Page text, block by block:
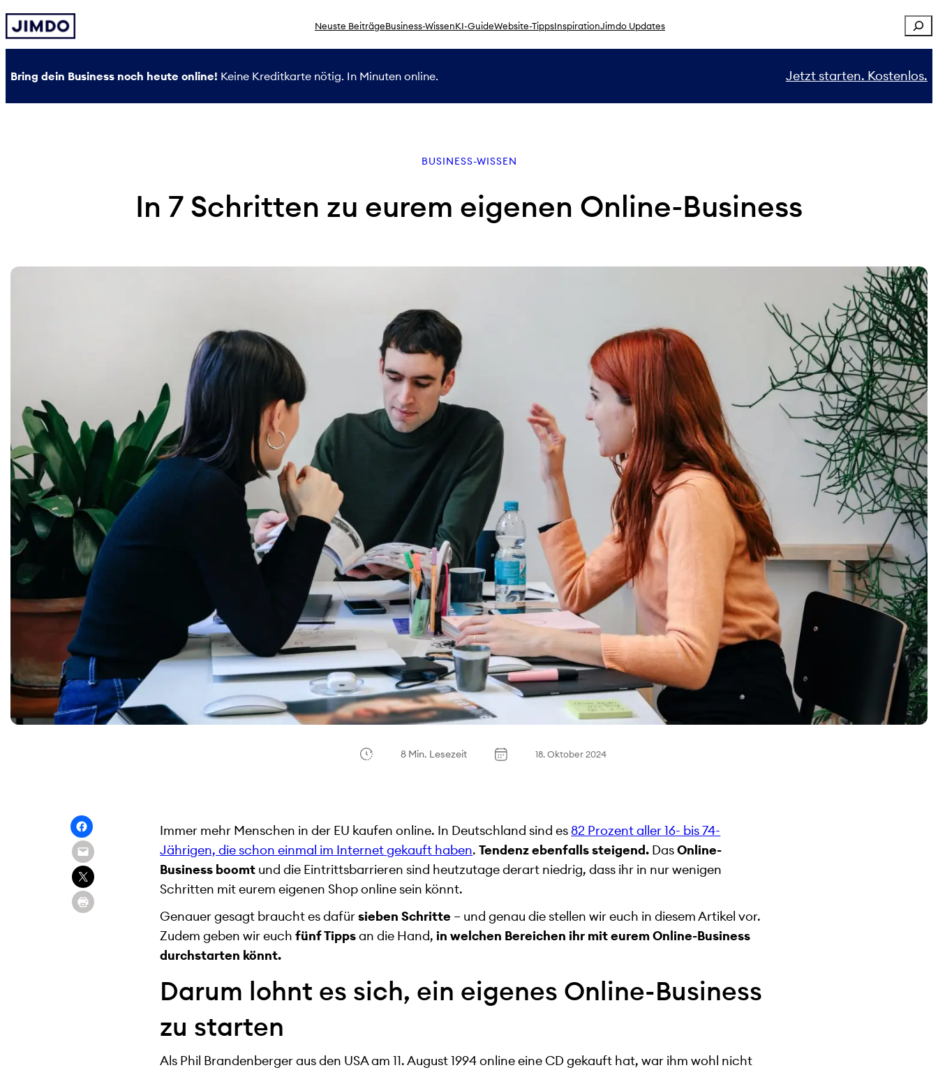
Zum
Inhalt
springen
Neuste BeiträgeBusiness-WissenKI-GuideWebsite-TippsInspirationJimdo Updates
Bring dein Business noch heute online! Keine Kreditkarte nötig. In Minuten online. Jetzt starten. Kostenlos.
BUSINESS-WISSEN
In 7 Schritten zu eurem eigenen Online-Business
8 Min. Lesezeit 18. Oktober 2024
Immer mehr Menschen in der EU kaufen online. In Deutschland sind es82 Prozent aller 16- bis 74-
Jährigen, die schon einmal im Internet gekauft haben.Tendenz ebenfalls steigend. DasOnline-
Business boomt und die Eintrittsbarrieren sind heutzutage derart niedrig, dass ihr in nur wenigen
Schritten mit eurem eigenen Shop online sein könnt.
Genauer gesagt braucht es dafürsieben Schritte – und genau die stellen wir euch in diesem Artikel vor.
Zudem geben wir euchfünf Tippsan die Hand,in welchen Bereichen ihr mit eurem Online-Business
durchstarten könnt.
Darum lohnt es sich, ein eigenes Online-Business
zu starten
Als Phil Brandenberger aus den USA am 11. August 1994 online eine CD gekauft hat, war ihm wohl nicht